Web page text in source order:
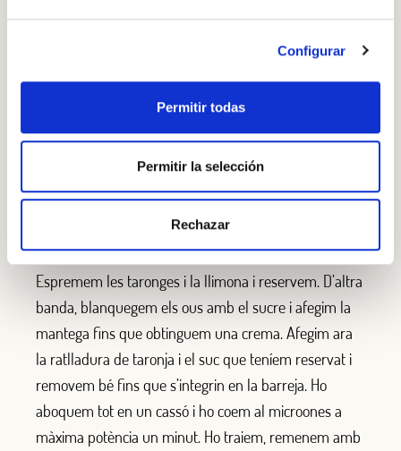
Configurar
Permitir todas
Permitir la selección
Rechazar
Pas 1
Rentem i tallem les maduixes a dauets i les posem a
macerar amb vinagre de Mòdena i sucre. Ho
barregem bé i ho deixem uns 30 minuts. D’altra
Per elaborar la crema, rentem bé les taronges i en
ratllem la pell amb un microplane o ratllador fi.
Espremem les taronges i la llimona i reservem. D’altra
banda, blanquegem els ous amb el sucre i afegim la
mantega fins que obtinguem una crema. Afegim ara
la ratlladura de taronja i el suc que teníem reservat i
removem bé fins que s’integrin en la barreja. Ho
aboquem tot en un cassó i ho coem al microones a
màxima potència un minut. Ho traiem, remenem amb